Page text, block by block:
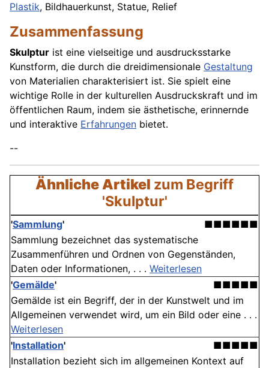
Plastik, Bildhauerkunst, Statue, Relief
Zusammenfassung
Skulptur ist eine vielseitige und ausdrucksstarke
Kunstform, die durch die dreidimensionale Gestaltung
von Materialien charakterisiert ist. Sie spielt eine
wichtige Rolle in der kulturellen Ausdruckskraft und im
öffentlichen Raum, indem sie ästhetische, erinnernde
und interaktive Erfahrungen bietet.
--
Ähnliche Artikel zum Begriff
'Skulptur'
'Sammlung'
■■■■■■
Sammlung bezeichnet das systematische
Zusammenführen und Ordnen von Gegenständen,
Daten oder Informationen, . . . Weiterlesen
'Gemälde'
■■■■■
Gemälde ist ein Begriff, der in der Kunstwelt und im
Allgemeinen verwendet wird, um ein Bild oder eine . . .
Weiterlesen
'Installation'
■■■■■
Installation bezieht sich im allgemeinen Kontext auf